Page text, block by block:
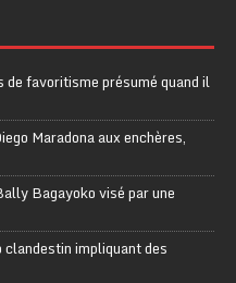
favoritisme présumé quand il
Maradona aux enchères,
Bagayoko visé par une
impliquant des